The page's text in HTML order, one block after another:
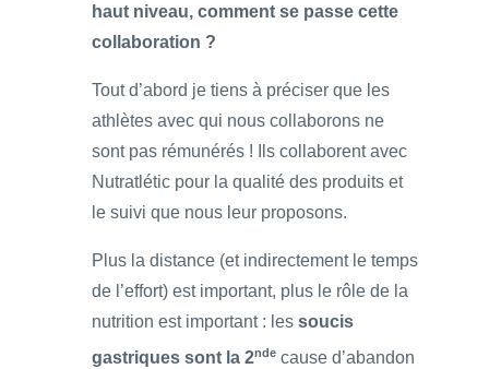
haut niveau, comment se passe cette
collaboration ?
Tout d’abord je tiens à préciser que les
athlètes avec qui nous collaborons ne
sont pas rémunérés ! Ils collaborent avec
Nutratlétic pour la qualité des produits et
le suivi que nous leur proposons.
Plus la distance (et indirectement le temps
de l’effort) est important, plus le rôle de la
nutrition est important : les soucis
gastriques sont la 2nde cause d’abandon